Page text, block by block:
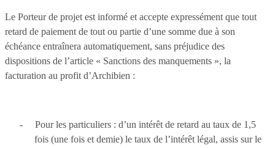
Le Porteur de projet est informé et accepte expressément que tout
retard de paiement de tout ou partie d’une somme due à son
échéance entraînera automatiquement, sans préjudice des
dispositions de l’article « Sanctions des manquements », la
facturation au profit d’Archibien :
-
Pour les particuliers : d’un intérêt de retard au taux de 1,5
fois (une fois et demie) le taux de l’intérêt légal, assis sur le